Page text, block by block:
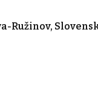
Ružinov,